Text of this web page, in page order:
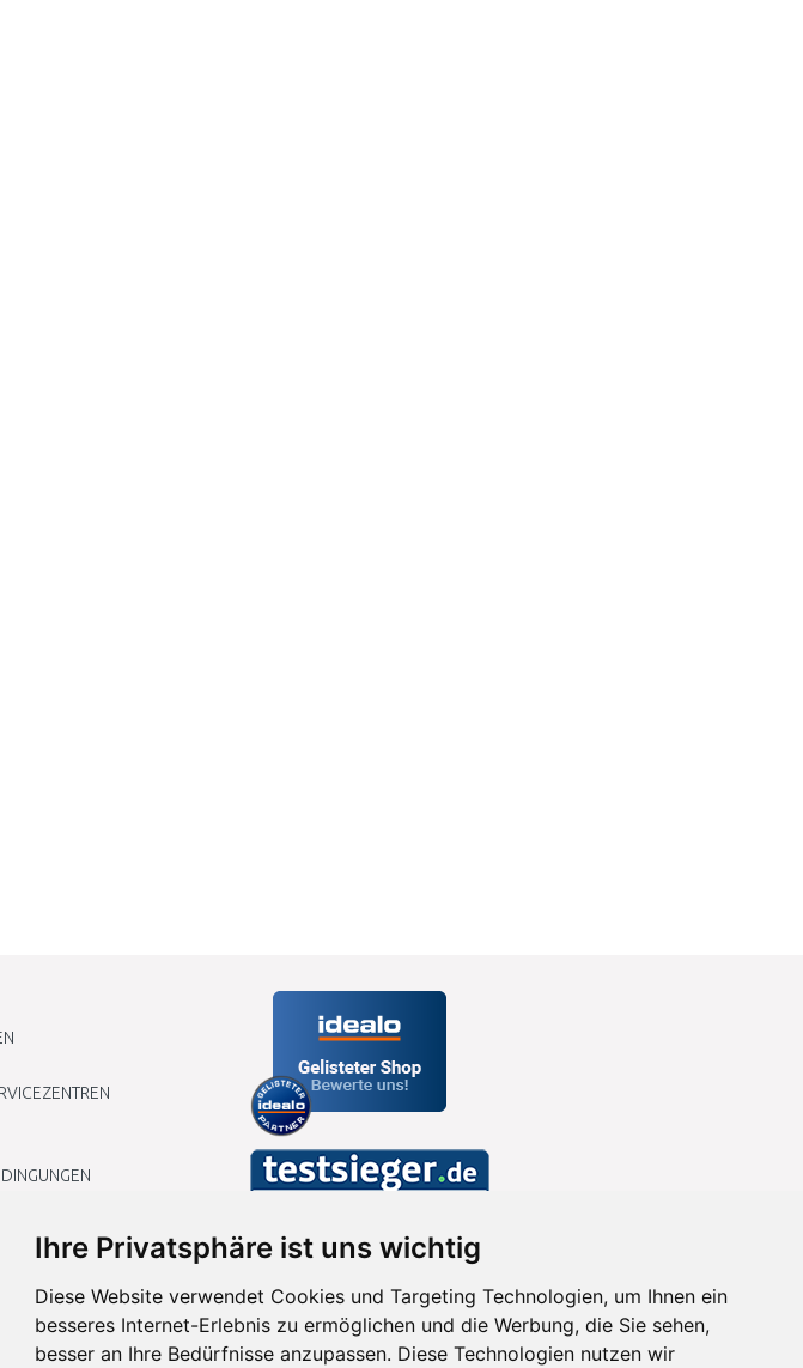
Ihre Privatsphäre ist uns wichtig
Diese Website verwendet Cookies und Targeting Technologien, um Ihnen ein
besseres Internet-Erlebnis zu ermöglichen und die Werbung, die Sie sehen,
besser an Ihre Bedürfnisse anzupassen. Diese Technologien nutzen wir